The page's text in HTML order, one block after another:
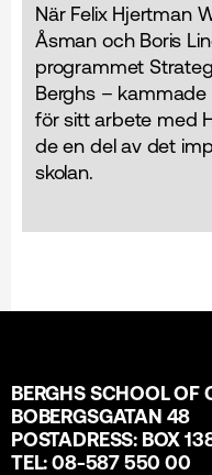
När Felix Hjertman
Åsman och Boris
programmet
Berghs – kammade
för sitt arbete med
de en del av det
skolan.
BERGHS SCHOOL
BOBERGSGATAN 48
POSTADRESS: BOX
TEL: 08-587 550 00